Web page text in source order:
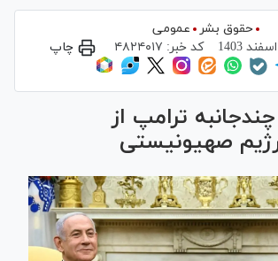
حقوق بشر
عمومی
کد خبر: ۴۸۲۴۰۱۷ چاپ
ترامپ از
صهیونیستی